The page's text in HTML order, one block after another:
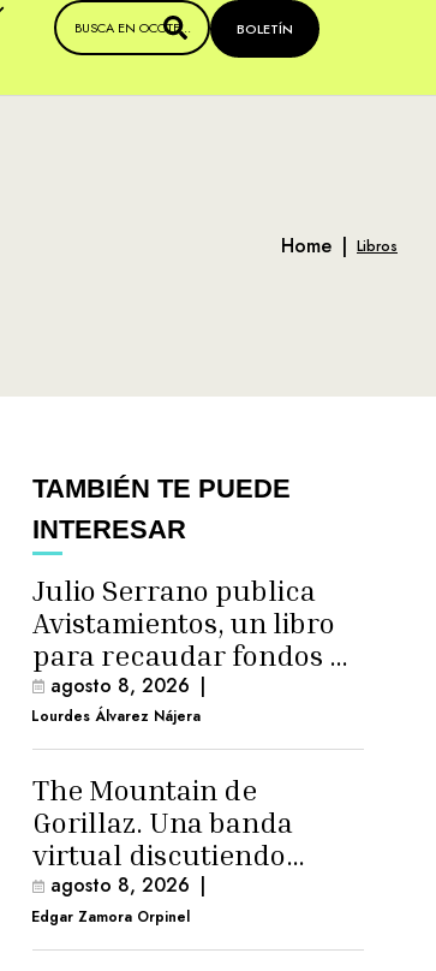
BOLETÍN
Home | Libros
TAMBIÉN TE PUEDE
INTERESAR
Julio Serrano publica
Avistamientos, un libro
para recaudar fondos de
cirugía
agosto 8, 2026 |
Lourdes Álvarez Nájera
The Mountain de
Gorillaz. Una banda
virtual discutiendo
cosas humanas
agosto 8, 2026 |
Edgar Zamora Orpinel